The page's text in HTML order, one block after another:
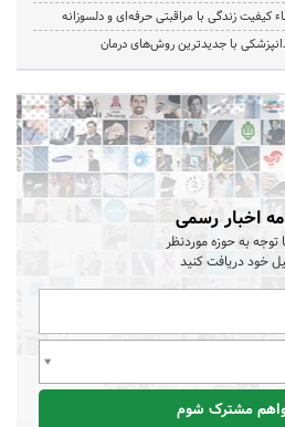
کیفیت زندگی با مراقبتی حرفه‌ای و دلسوزانه
با جدیدترین روش‌های درمان
اخبار رسمی
توجه به حوزه موردنظر
خود دریافت کنید
مشترک شوم